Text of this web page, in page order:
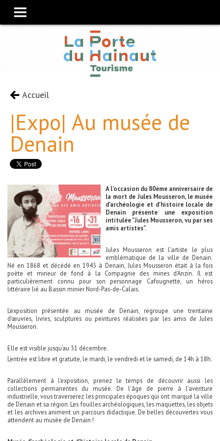
Accueil
|Expo| Au musée de
Denain
A l’occasion du 80ème anniversaire de
la mort de Jules Mousseron, le musée
d'archéologie et d'histoire locale de
Denain présente une exposition
intitulée "Jules Mousseron, vu par ses
amis artistes".
Jules Mousseron est l'artiste le plus
emblématique de la ville de Denain.
Né en 1868 et décédé en 1943 à Denain, Jules Mousseron était à la fois
poète et mineur de fond à la Compagnie des mines d'Anzin. Il est
particulièrement connu pour son personnage Cafougnette, un héros
littéraire lié au Bassin minier Nord-Pas-de-Calais.
L’exposition présentée au musée de Denain, regroupe une trentaine
d’œuvres, livres, sculptures ou peintures réalisées par les amis de Jules
Mousseron.
Elle est visible jusqu’au 31 décembre.
L’entrée est libre et gratuite, le mardi, le vendredi et le samedi, de 14h à 18h.
Parallèlement à l’exposition, prenez le temps de découvrir aussi les
collections permanentes du musée. De l'âge de pierre à l'aventure
industrielle, vous traverserez les principales époques qui ont marqué la ville
de Denain et sa région. Les fouilles archéologiques, les maquettes, les objets
et les archives animent un parcours didactique. De belles découvertes vous
attendent au musée de Denain !